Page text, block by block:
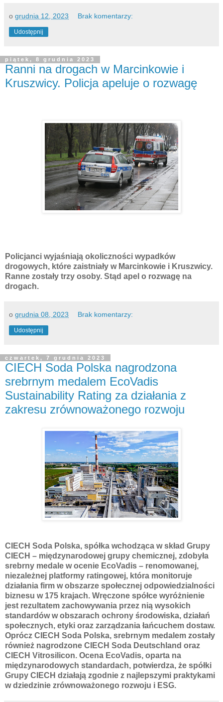
o grudnia 12, 2023 Brak komentarzy:
Udostępnij
piątek, 8 grudnia 2023
Ranni na drogach w Marcinkowie i
Kruszwicy. Policja apeluje o rozwagę
Policjanci wyjaśniają okoliczności wypadków
drogowych, które zaistniały w Marcinkowie i Kruszwicy.
Ranne zostały trzy osoby. Stąd apel o rozwagę na
drogach.
o grudnia 08, 2023 Brak komentarzy:
Udostępnij
czwartek, 7 grudnia 2023
CIECH Soda Polska nagrodzona
srebrnym medalem EcoVadis
Sustainability Rating za działania z
zakresu zrównoważonego rozwoju
CIECH Soda Polska, spółka wchodząca w skład Grupy
CIECH – międzynarodowej grupy chemicznej, zdobyła
srebrny medale w ocenie EcoVadis – renomowanej,
niezależnej platformy ratingowej, która monitoruje
działania firm w obszarze społecznej odpowiedzialności
biznesu w 175 krajach. Wręczone spółce wyróżnienie
jest rezultatem zachowywania przez nią wysokich
standardów w obszarach ochrony środowiska, działań
społecznych, etyki oraz zarządzania łańcuchem dostaw.
Oprócz CIECH Soda Polska, srebrnym medalem zostały
również nagrodzone CIECH Soda Deutschland oraz
CIECH Vitrosilicon. Ocena EcoVadis, oparta na
międzynarodowych standardach, potwierdza, że spółki
Grupy CIECH działają zgodnie z najlepszymi praktykami
w dziedzinie zrównoważonego rozwoju i ESG.